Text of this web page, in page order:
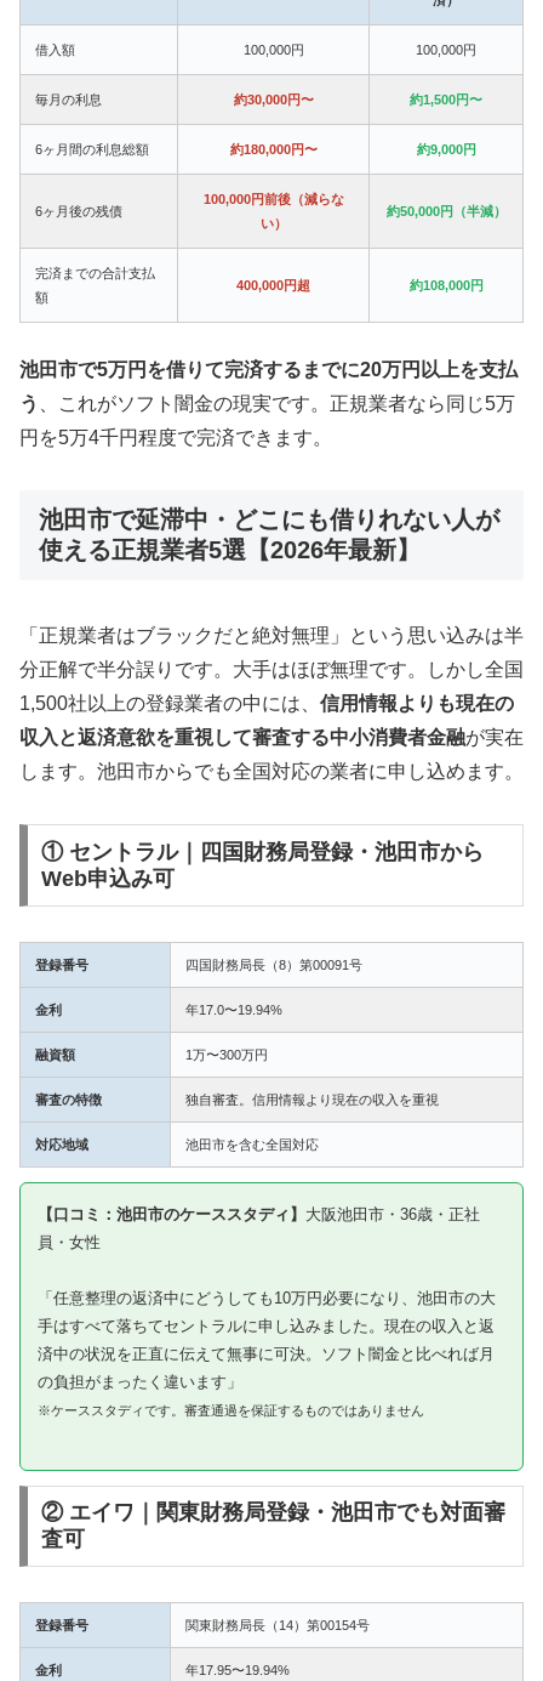
借入額 100,000円 100,000円
毎月の利息 約30,000円〜 約1,500円〜
6ヶ月間の利息総額 約180,000円〜 約9,000円
6ヶ月後の残債
100,000円前後（減らな
い）
約50,000円（半減）
完済までの合計支払
額
400,000円超 約108,000円
池田市で5万円を借りて完済するまでに20万円以上を支払
う
、これがソフト闇金の現実です。正規業者なら同じ5万
円を5万4千円程度で完済できます。
池田市で延滞中・どこにも借りれない人が
使える正規業者5選【2026年最新】
「正規業者はブラックだと絶対無理」という思い込みは半
分正解で半分誤りです。大手はほぼ無理です。しかし全国
1,500社以上の登録業者の中には、 信用情報よりも現在の
収入と返済意欲を重視して審査する中小消費者金融が実在
します。池田市からでも全国対応の業者に申し込めます。
① セントラル｜四国財務局登録・池田市から
Web申込み可
登録番号 四国財務局長（8）第00091号
金利 年17.0〜19.94%
融資額 1万〜300万円
審査の特徴 独自審査。信用情報より現在の収入を重視
対応地域 池田市を含む全国対応
【口コミ：池田市のケーススタディ】 大阪池田市・36歳・正社
員・女性
「任意整理の返済中にどうしても10万円必要になり、池田市の大
手はすべて落ちてセントラルに申し込みました。現在の収入と返
済中の状況を正直に伝えて無事に可決。ソフト闇金と比べれば月
の負担がまったく違います」
※ケーススタディです。審査通過を保証するものではありません
② エイワ｜関東財務局登録・池田市でも対面審
査可
登録番号 関東財務局長（14）第00154号
金利 年17.95〜19.94%